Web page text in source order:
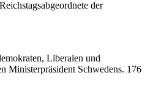
der
Liberalen und
Ministerpräsident Schwedens. 176